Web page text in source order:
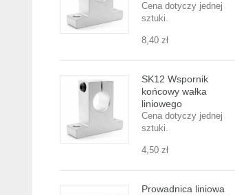
Cena dotyczy jednej
sztuki.
8,40 zł
SK12 Wspornik
końcowy wałka
liniowego
Cena dotyczy jednej
sztuki.
4,50 zł
Prowadnica liniowa